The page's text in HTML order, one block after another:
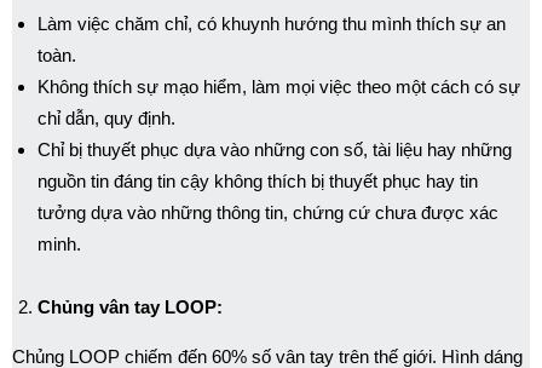
Làm việc chăm chỉ, có khuynh hướng thu mình thích sự an
toàn.
Không thích sự mạo hiểm, làm mọi việc theo một cách có sự
chỉ dẫn, quy định.
Chỉ bị thuyết phục dựa vào những con số, tài liệu hay những
nguồn tin đáng tin cậy không thích bị thuyết phục hay tin
tưởng dựa vào những thông tin, chứng cứ chưa được xác
minh.
Chủng vân tay LOOP:
Chủng LOOP chiếm đến 60% số vân tay trên thế giới. Hình dáng